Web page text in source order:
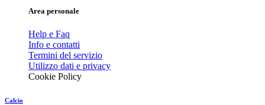
Area personale
Help e Faq
Info e contatti
Termini del servizio
Utilizzo dati e privacy
Cookie Policy
Calcio